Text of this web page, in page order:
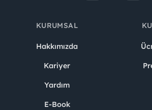
KURUMSAL
Hakkımızda
Kariyer
Yardım
E-Book